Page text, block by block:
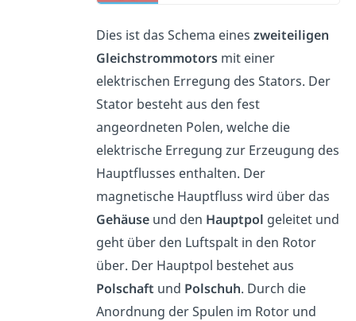
Dies ist das Schema eines zweiteiligen
Gleichstrommotors mit einer
elektrischen Erregung des Stators. Der
Stator besteht aus den fest
angeordneten Polen, welche die
elektrische Erregung zur Erzeugung des
Hauptflusses enthalten. Der
magnetische Hauptfluss wird über das
Gehäuse und den Hauptpol geleitet und
geht über den Luftspalt in den Rotor
über. Der Hauptpol bestehet aus
Polschaft und Polschuh. Durch die
Anordnung der Spulen im Rotor und